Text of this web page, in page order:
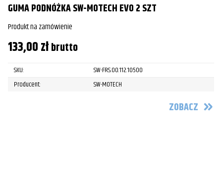
GUMA PODNÓŻKA SW-MOTECH EVO 2 SZT
Produkt na zamówienie
133,00złbrutto
SKU:
SW-FRS.00.112.10500
Producent:
SW-MOTECH
ZOBACZ